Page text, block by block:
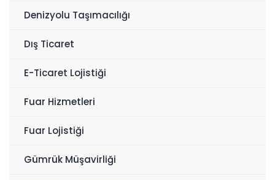
Denizyolu Taşımacılığı
Dış Ticaret
E-Ticaret Lojistiği
Fuar Hizmetleri
Fuar Lojistiği
Gümrük Müşavirliği